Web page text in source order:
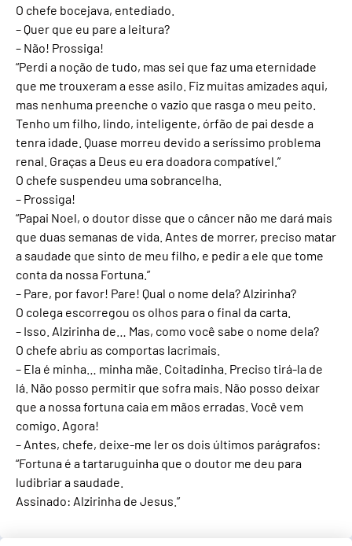
O chefe bocejava, entediado.
– Quer que eu pare a leitura?
– Não! Prossiga!
“Perdi a noção de tudo, mas sei que faz uma eternidade
que me trouxeram a esse asilo. Fiz muitas amizades aqui,
mas nenhuma preenche o vazio que rasga o meu peito.
Tenho um filho, lindo, inteligente, órfão de pai desde a
tenra idade. Quase morreu devido a seríssimo problema
renal. Graças a Deus eu era doadora compatível.”
O chefe suspendeu uma sobrancelha.
– Prossiga!
“Papai Noel, o doutor disse que o câncer não me dará mais
que duas semanas de vida. Antes de morrer, preciso matar
a saudade que sinto de meu filho, e pedir a ele que tome
conta da nossa Fortuna.”
– Pare, por favor! Pare! Qual o nome dela? Alzirinha?
O colega escorregou os olhos para o final da carta.
– Isso. Alzirinha de… Mas, como você sabe o nome dela?
O chefe abriu as comportas lacrimais.
– Ela é minha… minha mãe. Coitadinha. Preciso tirá-la de
lá. Não posso permitir que sofra mais. Não posso deixar
que a nossa fortuna caia em mãos erradas. Você vem
comigo. Agora!
– Antes, chefe, deixe-me ler os dois últimos parágrafos:
“Fortuna é a tartaruguinha que o doutor me deu para
ludibriar a saudade.
Assinado: Alzirinha de Jesus.”